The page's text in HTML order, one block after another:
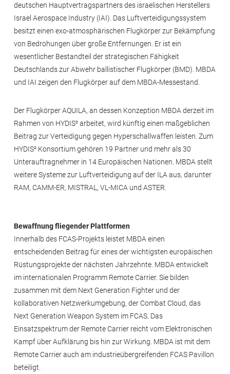
deutschen Hauptvertragspartners des israelischen Herstellers
Israel Aerospace Industry (IAI). Das Luftverteidigungssystem
besitzt einen exo-atmosphärischen Flugkörper zur Bekämpfung
von Bedrohungen über große Entfernungen. Er ist ein
wesentlicher Bestandteil der strategischen Fähigkeit
Deutschlands zur Abwehr ballistischer Flugkörper (BMD). MBDA
und IAI zeigen den Flugkörper auf dem MBDA-Messestand.
Der Flugkörper AQUILA, an dessen Konzeption MBDA derzeit im
Rahmen von HYDIS² arbeitet, wird künftig einen maßgeblichen
Beitrag zur Verteidigung gegen Hyperschallwaffen leisten. Zum
HYDIS² Konsortium gehören 19 Partner und mehr als 30
Unterauftragnehmer in 14 Europäischen Nationen. MBDA stellt
weitere Systeme zur Luftverteidigung auf der ILA aus, darunter
RAM, CAMM-ER, MISTRAL, VL-MICA und ASTER.
Bewaffnung fliegender Plattformen
Innerhalb des FCAS-Projekts leistet MBDA einen
entscheidenden Beitrag für eines der wichtigsten europäischen
Rüstungsprojekte der nächsten Jahrzehnte. MBDA entwickelt
im internationalen Programm Remote Carrier. Sie bilden
zusammen mit dem Next Generation Fighter und der
kollaborativen Netzwerkumgebung, der Combat Cloud, das
Next Generation Weapon System im FCAS. Das
Einsatzspektrum der Remote Carrier reicht vom Elektronischen
Kampf über Aufklärung bis hin zur Wirkung. MBDA ist mit dem
Remote Carrier auch am industrieübergreifenden FCAS Pavillon
beteiligt.